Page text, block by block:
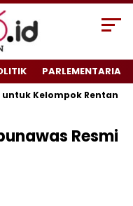
PARLEMENTARIA
Kelompok Rentan
Resmi